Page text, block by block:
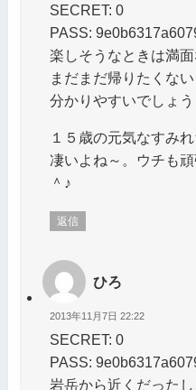
SECRET: 0
PASS:
楽しそうなときは満面
まだまだ帰りたくな
分かりやすいでしょう
１５歳の元気なすみ
凄いよね～。ウチも
＾♪
返信
ひろ
2013年11月7日 22:22
SECRET: 0
PASS:
岩岳から近くだった